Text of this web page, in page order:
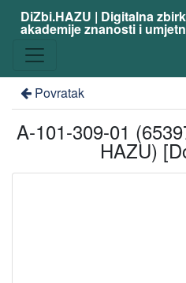
DiZbi.HAZU | Digitalna
akademije znanosti i
Povratak
A-101-309-01
HAZU)